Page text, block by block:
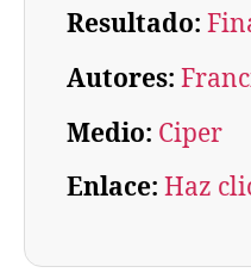
Resultado:
Autores:
Medio: Ciper
Enlace: Haz